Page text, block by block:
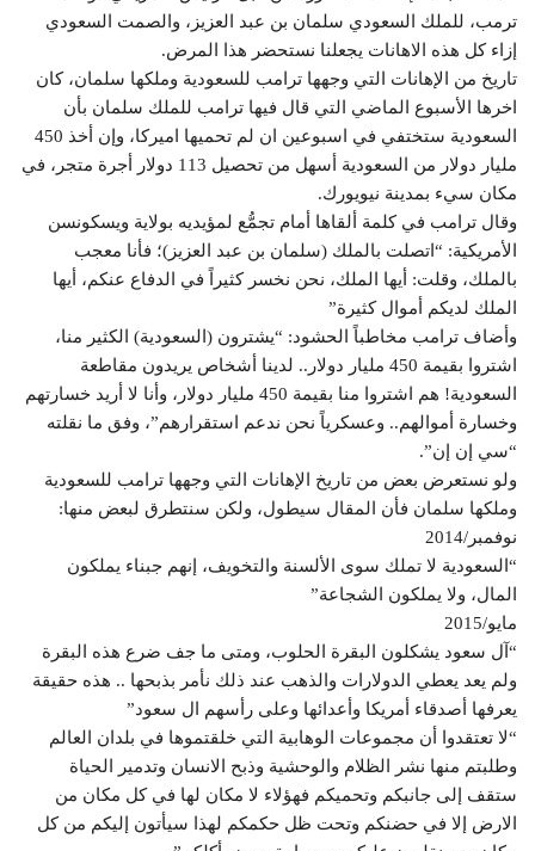
ترمب، للملك السعودي سلمان بن عبد العزيز، والصمت السعودي
إزاء كل هذه الاهانات يجعلنا نستحضر هذا المرض.
تاريخ من الإهانات التي وجهها ترامب للسعودية وملكها سلمان، كان
اخرها الأسبوع الماضي التي قال فيها ترامب للملك سلمان بأن
السعودية ستختفي في اسبوعين ان لم تحميها اميركا، وإن أخذ 450
مليار دولار من السعودية أسهل من تحصيل 113 دولار أجرة متجر، في
مكان سيء بمدينة نيويورك.
وقال ترامب في كلمة ألقاها أمام تجمُّع لمؤيديه بولاية ويسكونسن
الأمريكية: “اتصلت بالملك (سلمان بن عبد العزيز)؛ فأنا معجب
بالملك، وقلت: أيها الملك، نحن نخسر كثيراً في الدفاع عنكم، أيها
الملك لديكم أموال كثيرة”
وأضاف ترامب مخاطباً الحشود: “يشترون (السعودية) الكثير منا،
اشتروا بقيمة 450 مليار دولار.. لدينا أشخاص يريدون مقاطعة
السعودية! هم اشتروا منا بقيمة 450 مليار دولار، وأنا لا أريد خسارتهم
وخسارة أموالهم.. وعسكرياً نحن ندعم استقرارهم”، وفق ما نقلته
“سي إن إن”.
ولو نستعرض بعض من تاريخ الإهانات التي وجهها ترامب للسعودية
وملكها سلمان فأن المقال سيطول، ولكن سنتطرق لبعض منها:
نوفمبر/2014
“السعودية لا تملك سوى الألسنة والتخويف، إنهم جبناء يملكون
المال، ولا يملكون الشجاعة”
مايو/2015
“آل سعود يشكلون البقرة الحلوب، ومتى ما جف ضرع هذه البقرة
ولم يعد يعطي الدولارات والذهب عند ذلك نأمر بذبحها .. هذه حقيقة
يعرفها أصدقاء أمريكا وأعدائها وعلى رأسهم ال سعود”
“لا تعتقدوا أن مجموعات الوهابية التي خلقتموها في بلدان العالم
وطلبتم منها نشر الظلام والوحشية وذبح الانسان وتدمير الحياة
ستقف إلى جانبكم وتحميكم فهؤلاء لا مكان لها في كل مكان من
الارض إلا في حضنكم وتحت ظل حكمكم لهذا سيأتون إليكم من كل